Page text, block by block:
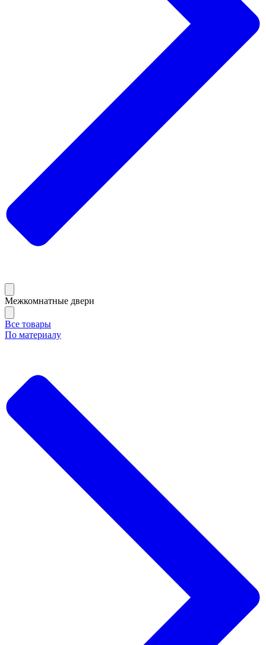
Межкомнатные двери
Все товары
По материалу